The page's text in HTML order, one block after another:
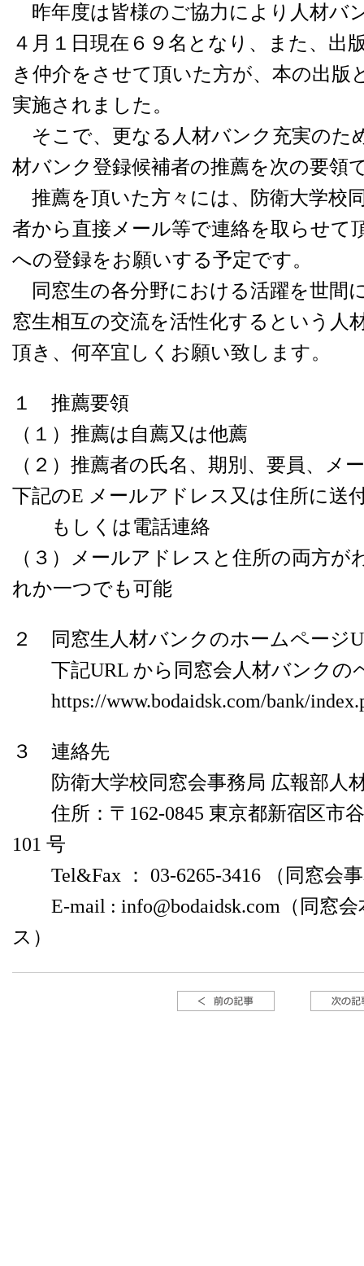
昨年度は皆様のご協力により人材バ
４月１日現在６９名となり、また、出
き仲介をさせて頂いた方が、本の出版
実施されました。
そこで、更なる人材バンク充実のた
材バンク登録候補者の推薦を次の要領
推薦を頂いた方々には、防衛大学校
者から直接メール等で連絡を取らせて
への登録をお願いする予定です。
同窓生の各分野における活躍を世間
窓生相互の交流を活性化するという人
頂き、何卒宜しくお願い致します。
１ 推薦要領
（１）推薦は自薦又は他薦
（２）推薦者の氏名、期別、要員、メ
下記のE メールアドレス又は住所に送
もしくは電話連絡
（３）メールアドレスと住所の両方
れか一つでも可能
２ 同窓生人材バンクのホームページ
下記URL から同窓会人材バンクの
https://www.bodaidsk.com/bank/
３ 連絡先
防衛大学校同窓会事務局 広報部人
住所：〒162-0845 東京都新宿区市
101 号
Tel&Fax ： 03-6265-3416 （同窓会
E-mail : info@bodaidsk.com（同窓
ス）